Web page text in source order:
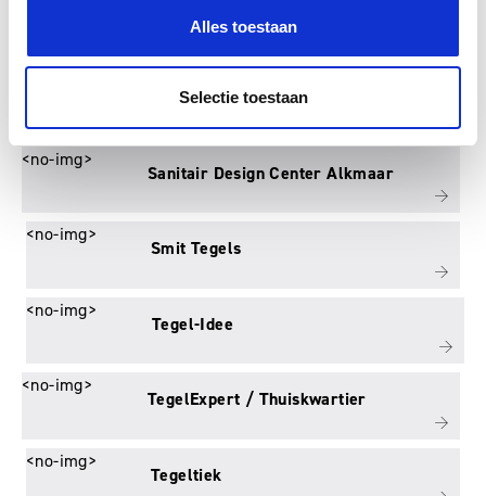
Alles toestaan
Selectie toestaan
Mondain
Rongen
<no-img>
Sanitair Design Center Alkmaar
<no-img>
Smit Tegels
<no-img>
Tegel-Idee
<no-img>
TegelExpert / Thuiskwartier
<no-img>
Tegeltiek